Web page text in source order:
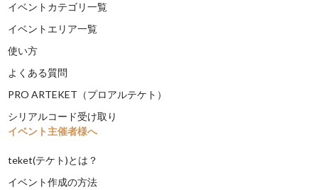
イベントカテゴリ一覧
イベントエリア一覧
使い方
よくある質問
PRO ARTEKET（プロアルテケト）
シリアルコード受け取り
イベント主催者様へ
teket(テケト)とは？
イベント作成の方法